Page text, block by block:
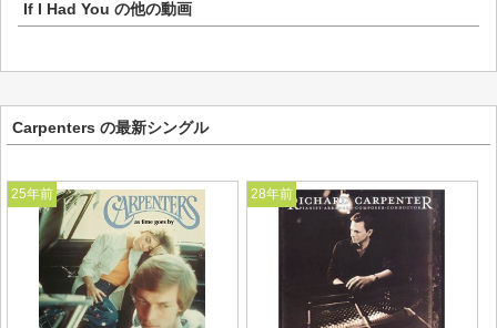
If I Had You の他の動画
Carpenters の最新シングル
25年前 28年前